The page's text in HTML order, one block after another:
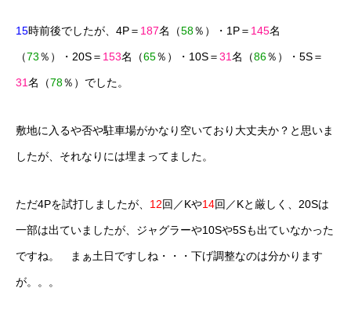
15時前後でしたが、4P＝ 187名（58％）・1P＝ 145名
（73％）・20S＝ 153名（65％）・10S＝31名（86％）・5S＝
31名（78％）でした。
敷地に入るや否や駐車場がかなり空いており大丈夫か？と思いま
したが、それなりには埋まってました。
ただ4Pを試打しましたが、 12回／Kや14回／Kと厳しく、20Sは
一部は出ていましたが、ジャグラーや10Sや5Sも出ていなかった
ですね。 まぁ土日ですしね・・・下げ調整なのは分かります
が。。。